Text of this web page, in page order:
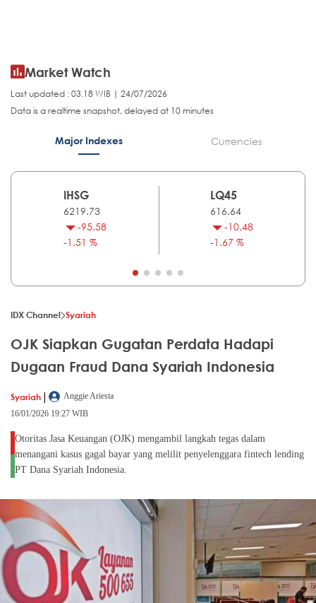
Market Watch
Last updated : 03.18 WIB | 24/07/2026
Data is a realtime snapshot, delayed at 10 minutes
Major Indexes Currencies
IHSG
6219.73
-95.58
-1.51 %
LQ45
616.64
-10.48
-1.67 %
IDX Channel Syariah
OJK Siapkan Gugatan Perdata Hadapi
Dugaan Fraud Dana Syariah Indonesia
Syariah |
Anggie Ariesta
16/01/2026 19:27 WIB
Otoritas Jasa Keuangan (OJK) mengambil langkah tegas dalam
menangani kasus gagal bayar yang melilit penyelenggara fintech lending
PT Dana Syariah Indonesia.